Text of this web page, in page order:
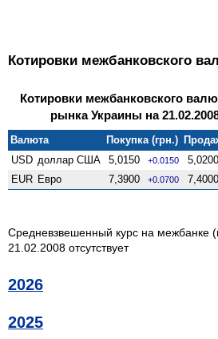
Котировки межбанковского
Котировки межбанковского
рынка Украины на
Валюта Покупка (грн.)
USD доллар США 5,0150 +0.0150 5,0200
EUR Евро 7,3900 +0.0700 7,4000
Средневзвешенный курс на межбанке
21.02.2008 отсутствует
2026
2025